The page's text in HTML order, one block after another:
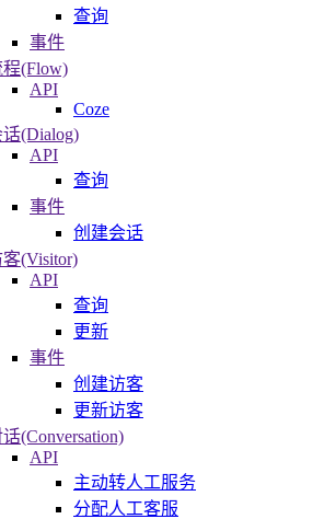
查询
事件
(Flow)
API
Coze
话(Dialog)
API
查询
事件
创建会话
(Visitor)
API
查询
更新
事件
创建访客
更新访客
(Conversation)
API
主动转人工服务
分配人工客服